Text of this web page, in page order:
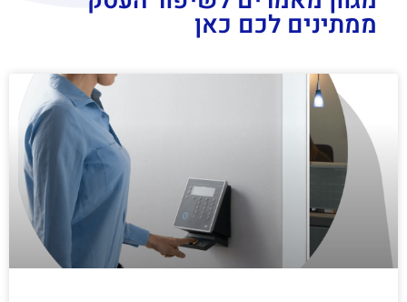
ממתינים לכם כאן